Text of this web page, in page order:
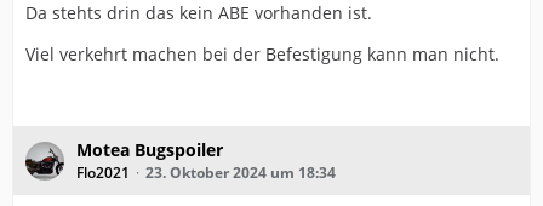
Da stehts drin das kein ABE vorhanden ist.
Viel verkehrt machen bei der Befestigung kann man nicht.
Motea Bugspoiler
Flo2021 23. Oktober 2024 um 18:34